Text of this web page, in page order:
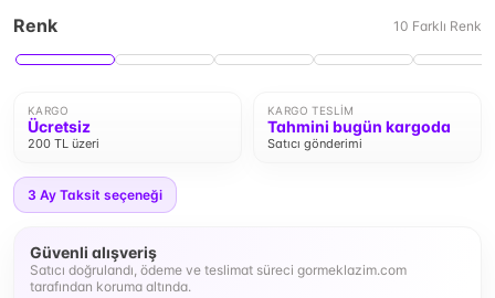
Renk 10 Farklı Renk
KARGO
Ücretsiz
200 TL üzeri
KARGO TESLIM
Tahmini bugün kargoda
Satıcı gönderimi
3 Ay Taksit seçeneği
Güvenli alışveriş
Satıcı doğrulandı, ödeme ve teslimat süreci gormeklazim.com
tarafından koruma altında.